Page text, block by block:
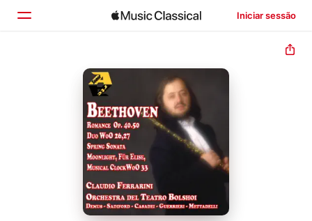
Iniciar sessão
Explorar